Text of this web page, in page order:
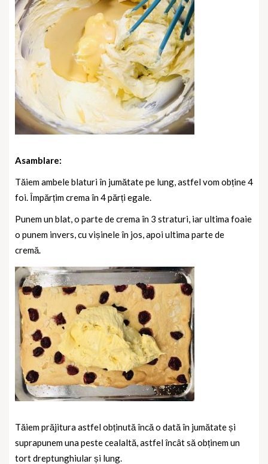
Asamblare:
Tăiem ambele blaturi în jumătate pe lung, astfel vom obține 4
foi. Împărțim crema în 4 părți egale.
Punem un blat, o parte de crema în 3 straturi, iar ultima foaie
o punem invers, cu vișinele în jos, apoi ultima parte de
cremă.
Tăiem prăjitura astfel obținută încă o dată în jumătate și
suprapunem una peste cealaltă, astfel încât să obținem un
tort dreptunghiular și lung.